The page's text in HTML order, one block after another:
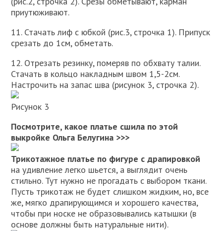
приутюживают.
11. Стачать лиф с юбкой (рис.3, строчка 1). Припуск
срезать до 1см, обметать.
12. Отрезать резинку, померяв по обхвату талии.
Стачать в кольцо накладным швом 1,5-2см.
Настрочить на запас шва (рисунок 3, строчка 2).
Рисунок 3
Посмотрите, какое платье сшила по этой
выкройке Ольга Белугина >>>
Трикотажное платье по фигуре с драпировкой
на удивление легко шьется, а выглядит очень
стильно. Тут нужно не прогадать с выбором ткани.
Пусть трикотаж не будет слишком жидким, но, все
же, мягко драпирующимся и хорошего качества,
чтобы при носке не образовывались катышки (в
основе должны быть натуральные нити).